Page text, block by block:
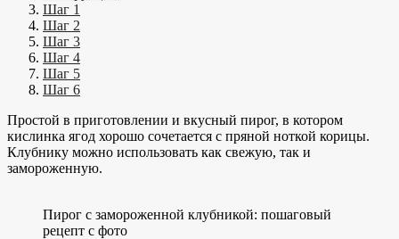
Шаг 1
Шаг 2
Шаг 3
Шаг 4
Шаг 5
Шаг 6
Простой в приготовлении и вкусный пирог, в котором
кислинка ягод хорошо сочетается с пряной ноткой корицы.
Клубнику можно использовать как свежую, так и
замороженную.
Пирог с замороженной клубникой: пошаговый
рецепт с фото